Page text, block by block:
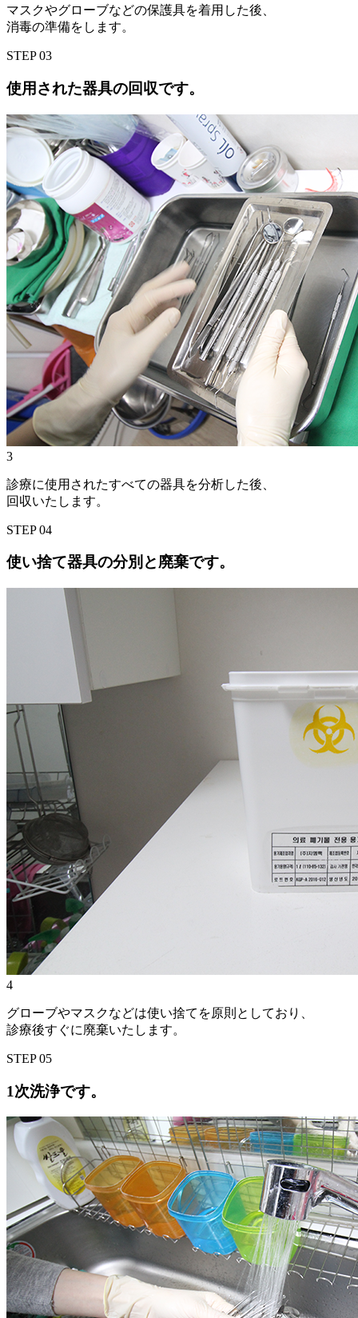
マスクやグローブなどの保護具を着用した後、
消毒の準備をします。
STEP03
使用された器具の回収です。
3
診療に使用されたすべての器具を分析した後、
回収いたします。
STEP04
使い捨て器具の分別と廃棄です。
4
グローブやマスクなどは使い捨てを原則としており、
診療後すぐに廃棄いたします。
STEP05
1次洗浄です。